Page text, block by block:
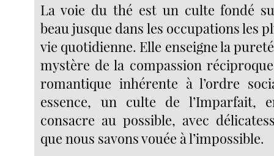
La voie du thé est un culte fondé
beau jusque dans les occupations les
vie quotidienne. Elle enseigne la
mystère de la compassion
romantique inhérente à l’ordre
essence, un culte de l’Imparfait,
consacre au possible, avec
que nous savons vouée à l’impossible.